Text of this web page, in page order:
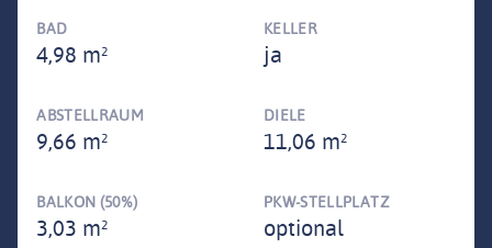
BAD
4,98 m²
KELLER
ja
ABSTELLRAUM
9,66 m²
DIELE
11,06 m²
BALKON (50%)
3,03 m²
PKW-STELLPLATZ
optional